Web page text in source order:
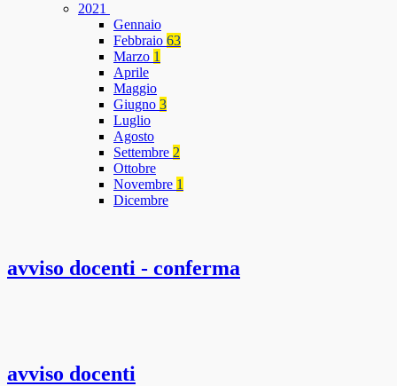
2021
Gennaio
Febbraio 63
Marzo 1
Aprile
Maggio
Giugno 3
Luglio
Agosto
Settembre 2
Ottobre
Novembre 1
Dicembre
avviso docenti - conferma
avviso docenti